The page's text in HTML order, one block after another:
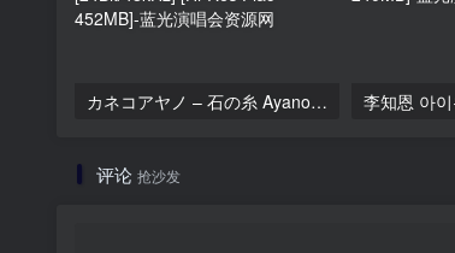
カネコアヤノ – 石の糸 Ayano Kaneko – Ishi no Ito 2025 [24Bit/48kHz] [Hi-Res Flac 452MB]
评论 抢沙发